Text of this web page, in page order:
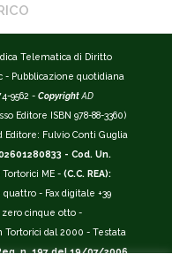
Telematica di Diritto
- Pubblicazione quotidiana
9562 - Copyright AD
Editore ISBN 978-88-3360)
Editore: Fulvio Conti Guglia
- Cod. Un.
Tortorici ME - (C.C. REA):
quattro - Fax digitale +39
zero cinque otto -
dal 2000 - Testata
n. 197 del 19/07/2006